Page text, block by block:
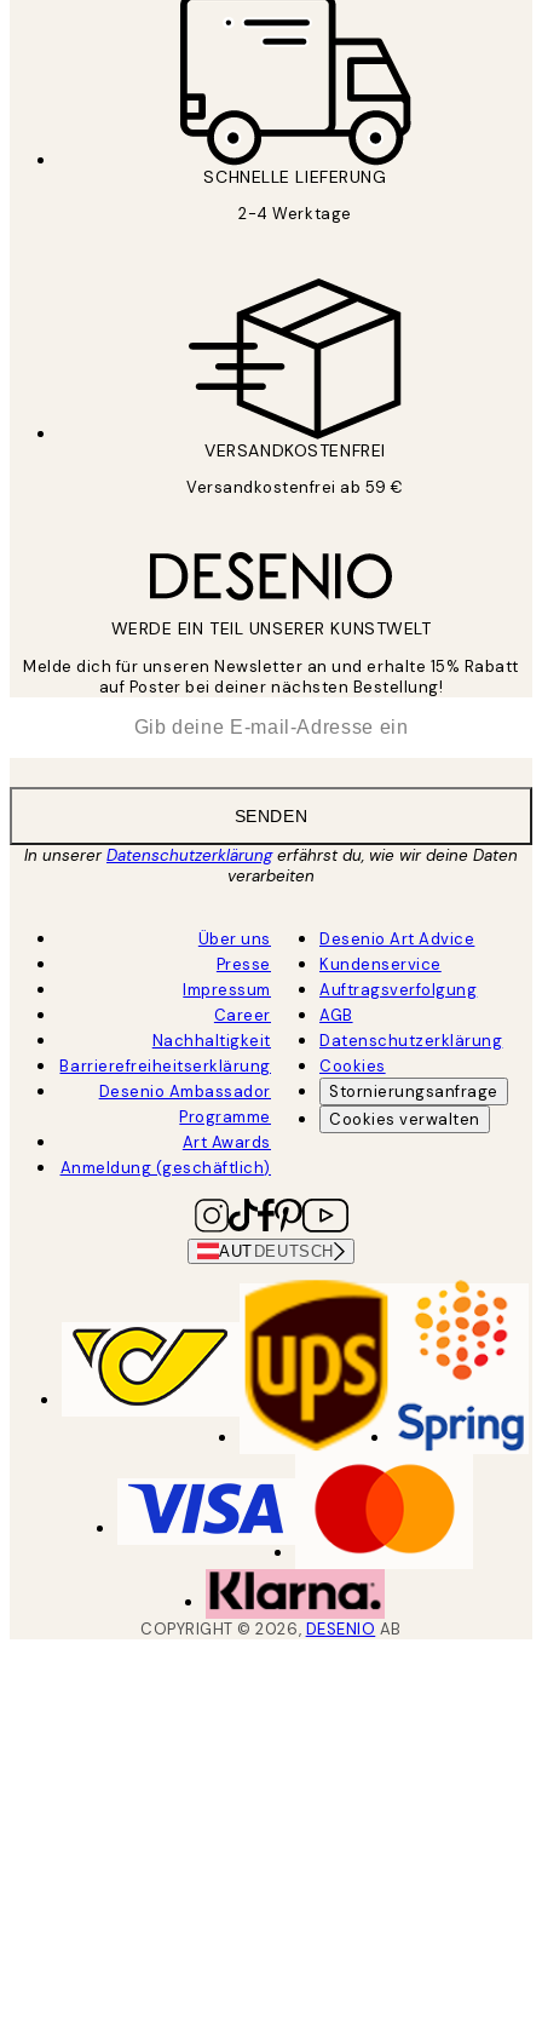
SCHNELLE LIEFERUNG
2-4 Werktage
VERSANDKOSTENFREI
Versandkostenfrei ab 59 €
WERDE EIN TEIL UNSERER KUNSTWELT
Melde dich für unseren Newsletter an und erhalte 15% Rabatt
auf Poster bei deiner nächsten Bestellung!
SENDEN
In unsererDatenschutzerklärungerfährst du, wie wir deine Daten
verarbeiten
Über uns
Presse
Impressum
Career
Nachhaltigkeit
Barrierefreiheitserklärung
Desenio Ambassador
Programme
Art Awards
Anmeldung (geschäftlich)
Desenio Art Advice
Kundenservice
Auftragsverfolgung
AGB
Datenschutzerklärung
Cookies
Stornierungsanfrage
Cookies verwalten
AUT DEUTSCH
COPYRIGHT ©2026, DESENIO AB